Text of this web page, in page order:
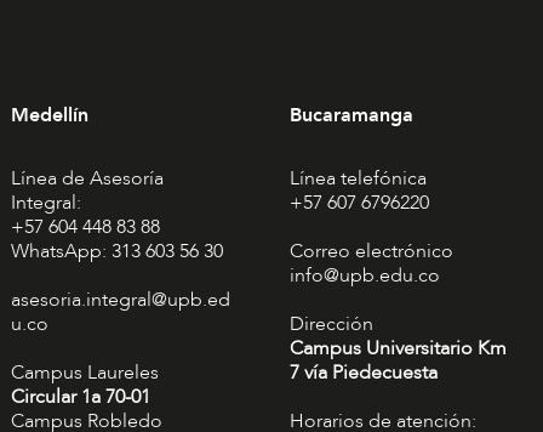
Medellín
Línea de Asesoría
Integral:
+57 604 448 83 88
WhatsApp: 313 603 56 30
asesoria.integral@upb.ed
u.co
Campus Laureles
Circular 1a 70-01
Campus Robledo
Bucaramanga
Línea telefónica
+57 607 6796220
Correo electrónico
info@upb.edu.co
Dirección
Campus Universitario Km
7 vía Piedecuesta
Horarios de atención: